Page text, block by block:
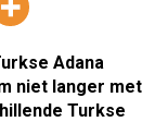
Adana
niet langer met
Turkse